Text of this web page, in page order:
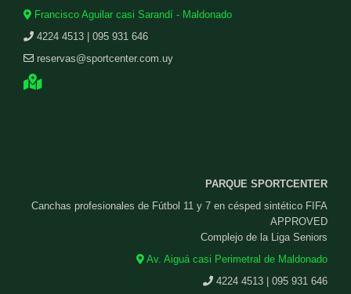
Francisco Aguilar casi Sarandí - Maldonado
4224 4513 | 095 931 646
reservas@sportcenter.com.uy
PARQUE SPORTCENTER
Canchas profesionales de Fútbol 11 y 7 en césped sintético FIFA
APPROVED
Complejo de la Liga Seniors
Av. Aiguá casi Perimetral de Maldonado
4224 4513 | 095 931 646